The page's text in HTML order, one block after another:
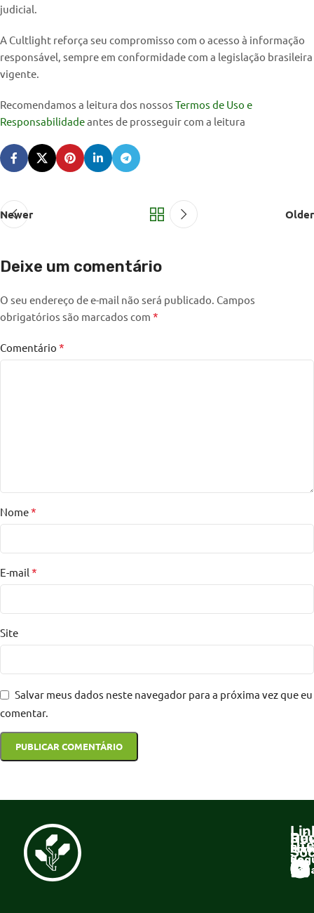
judicial.
A Cultlight reforça seu compromisso com o acesso à informação
responsável, sempre em conformidade com a legislação brasileira
vigente.
Recomendamos a leitura dos nossos Termos de Uso e
Responsabilidadeantes de prosseguir com a leitura
Newer Older
Deixe um comentário
O seu endereço de e-mail não será publicado. Campos
obrigatórios são marcados com *
Comentário *
Nome*
E-mail *
Site
Salvar meus dados neste navegador para a próxima vez que eu
comentar.
de
de
Site